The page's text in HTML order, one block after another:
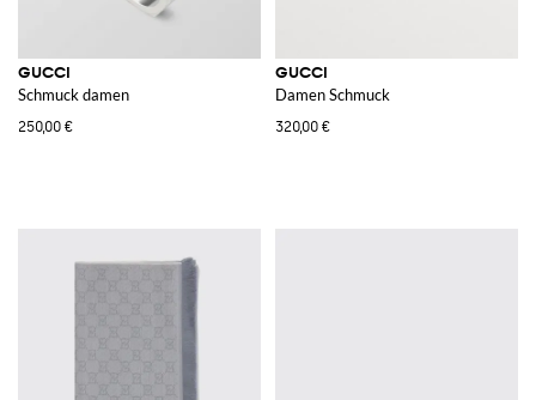
GUCCI
Schmuck damen
250,00 €
GUCCI
Damen Schmuck
320,00 €